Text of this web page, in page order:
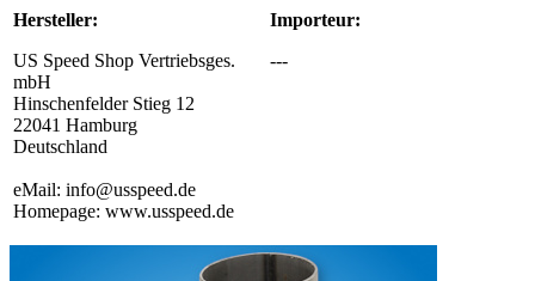
Hersteller:
US Speed Shop Vertriebsges.
mbH
Hinschenfelder Stieg 12
22041 Hamburg
Deutschland
eMail: info@usspeed.de
Homepage: www.usspeed.de
Importeur:
---